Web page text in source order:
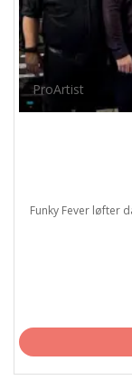
ProArtist
Funky Fever løfter